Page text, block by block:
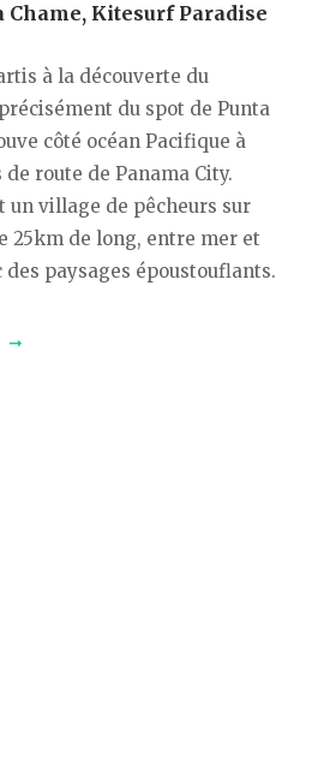
Chame, Kitesurf Paradise
à la découverte du
du spot de Punta
côté océan Pacifique à
route de Panama City.
un village de pêcheurs sur
25km de long, entre mer et
des paysages époustouflants.